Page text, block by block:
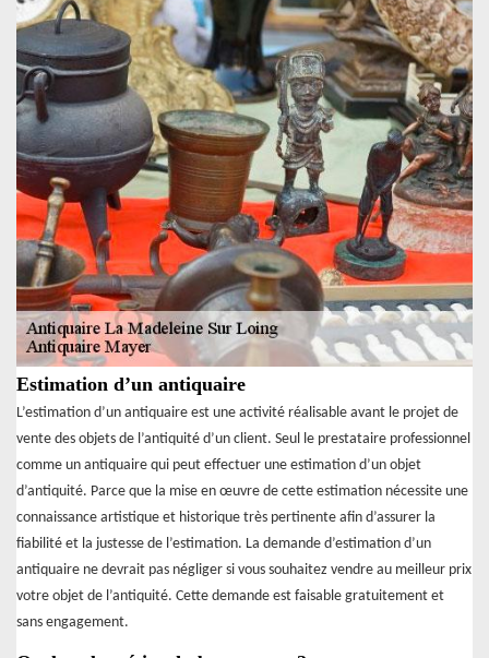
Estimation d’un antiquaire
L’estimation d’un antiquaire est une activité réalisable avant le projet de
vente des objets de l’antiquité d’un client. Seul le prestataire professionnel
comme un antiquaire qui peut effectuer une estimation d’un objet
d’antiquité. Parce que la mise en œuvre de cette estimation nécessite une
connaissance artistique et historique très pertinente afin d’assurer la
fiabilité et la justesse de l’estimation. La demande d’estimation d’un
antiquaire ne devrait pas négliger si vous souhaitez vendre au meilleur prix
votre objet de l’antiquité. Cette demande est faisable gratuitement et
sans engagement.